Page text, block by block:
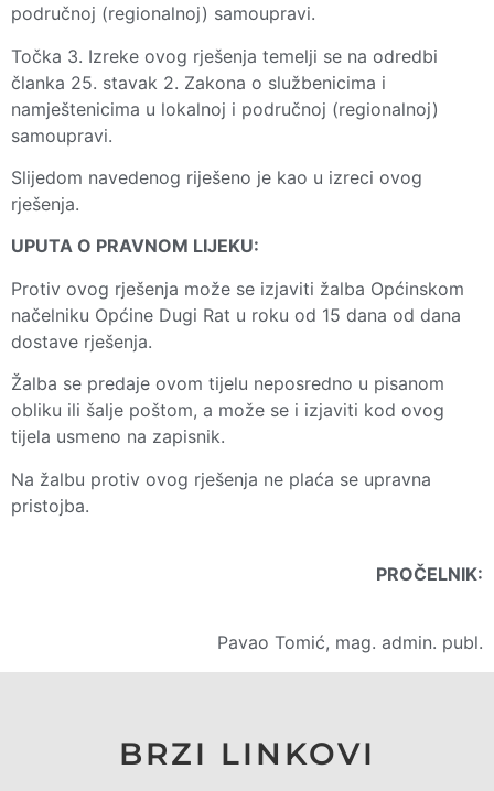
područnoj (regionalnoj) samoupravi.
Točka 3. Izreke ovog rješenja temelji se na odredbi
članka 25. stavak 2. Zakona o službenicima i
namještenicima u lokalnoj i područnoj (regionalnoj)
samoupravi.
Slijedom navedenog riješeno je kao u izreci ovog
rješenja.
UPUTA O PRAVNOM LIJEKU:
Protiv ovog rješenja može se izjaviti žalba Općinskom
načelniku Općine Dugi Rat u roku od 15 dana od dana
dostave rješenja.
Žalba se predaje ovom tijelu neposredno u pisanom
obliku ili šalje poštom, a može se i izjaviti kod ovog
tijela usmeno na zapisnik.
Na žalbu protiv ovog rješenja ne plaća se upravna
pristojba.
PROČELNIK:
Pavao Tomić, mag. admin. publ.
BRZI LINKOVI